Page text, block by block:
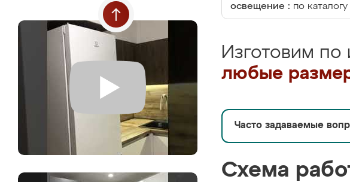
освещение : по каталогу
Изготовим по
любые
Часто задаваемые
Схема